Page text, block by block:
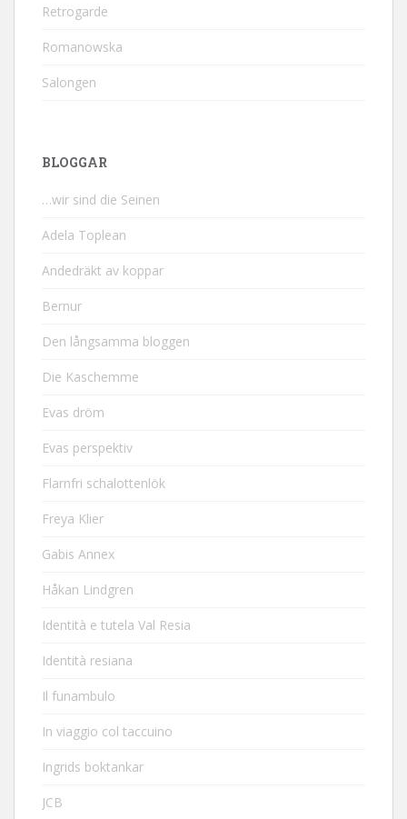
Retrogarde
Romanowska
Salongen
BLOGGAR
…wir sind die Seinen
Adela Toplean
Andedräkt av koppar
Bernur
Den långsamma bloggen
Die Kaschemme
Evas dröm
Evas perspektiv
Flarnfri schalottenlök
Freya Klier
Gabis Annex
Håkan Lindgren
Identità e tutela Val Resia
Identità resiana
Il funambulo
In viaggio col taccuino
Ingrids boktankar
JCB